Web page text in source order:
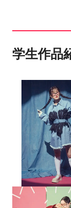
学生作品